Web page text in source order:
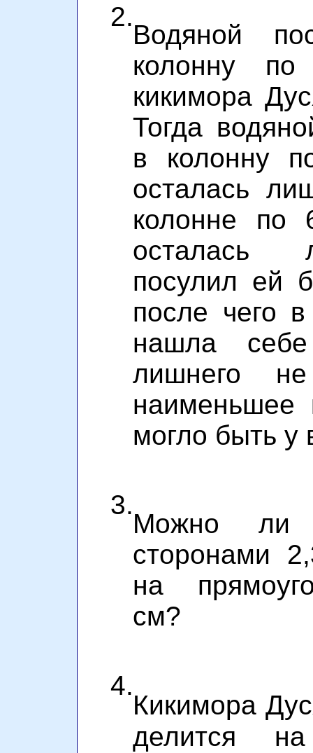
2.
Водяной
колонну
кикимора
Тогда
в колонну
осталась
колонне по
осталась
посулил ей
после чего
нашла
лишнего
наименьшее
могло быть у
3.
Можно ли
сторонами
на
см?
4.
Кикимора
делится